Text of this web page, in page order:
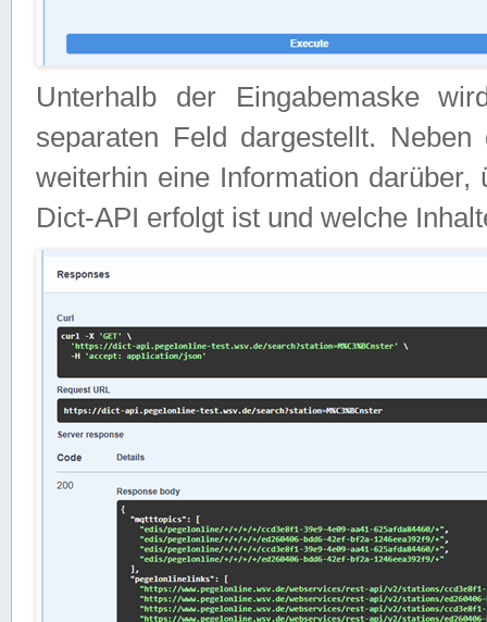
Unterhalb der Eingabemaske
separaten Feld dargestellt.
weiterhin eine Information
Dict-API erfolgt ist und welche